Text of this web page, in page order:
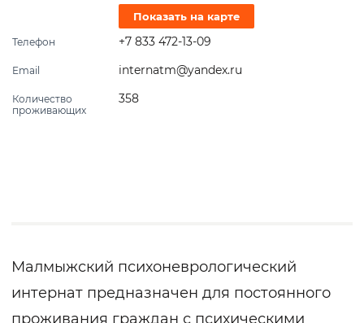
Показать на карте
Телефон +7 833 472-13-09
Email internatm@yandex.ru
Количество
проживающих
358
Малмыжский психоневрологический
интернат предназначен для постоянного
проживания граждан с психическими